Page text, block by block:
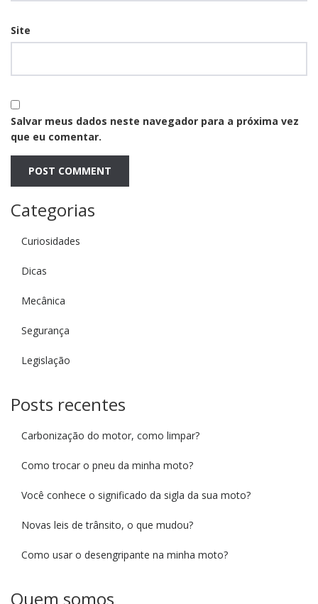
Site
Salvar meus dados neste navegador para a próxima vez
que eu comentar.
Categorias
Curiosidades
Dicas
Mecânica
Segurança
Legislação
Posts recentes
Carbonização do motor, como limpar?
Como trocar o pneu da minha moto?
Você conhece o significado da sigla da sua moto?
Novas leis de trânsito, o que mudou?
Como usar o desengripante na minha moto?
Quem somos